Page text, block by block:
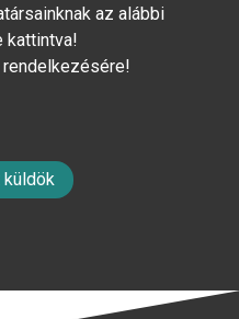
az alábbi
kattintva!